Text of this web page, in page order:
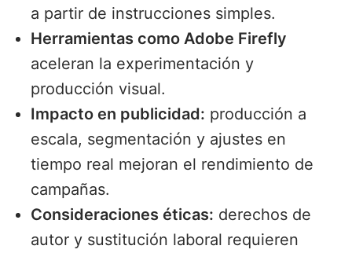
a partir de instrucciones simples.
Herramientas como Adobe Firefly
aceleran la experimentación y
producción visual.
Impacto en publicidad: producción a
escala, segmentación y ajustes en
tiempo real mejoran el rendimiento de
campañas.
Consideraciones éticas: derechos de
autor y sustitución laboral requieren